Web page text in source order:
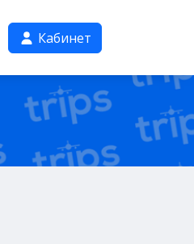
Кабинет